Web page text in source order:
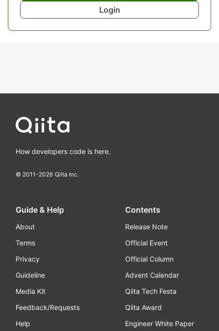
Login
How developers code is here.
© 2011-2026 Qiita Inc.
Guide & Help
About
Terms
Privacy
Guideline
Media Kit
Feedback/Requests
Help
Contents
Release Note
Official Event
Official Column
Advent Calendar
Qiita Tech Festa
Qiita Award
Engineer White Paper